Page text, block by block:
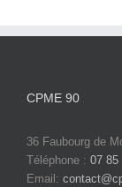
CPME 90
36 Faubourg de
Téléphone : 07 85
Email: